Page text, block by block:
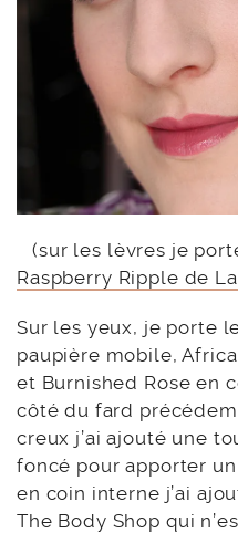
(sur les lèvres je
Raspberry Ripple de
Sur les yeux, je porte
paupière mobile,
et Burnished Rose en
côté du fard
creux j’ai ajouté une
foncé pour apporter
en coin interne j’ai
The Body Shop qui